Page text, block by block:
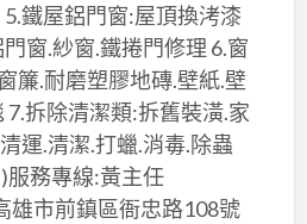
鐵屋鋁門窗:屋頂換洘漆
窗.紗窗.鐵捲門修理 6.窗
簾.耐磨塑膠地磚.壁紙.壁
7.拆除清潔類:拆舊裝潢.家
運.清潔.打蠟.消毒.除蟲
服務專線:黃主任
雄市前鎮區衙忠路108號